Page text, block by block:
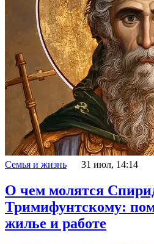
Семья и жизнь 31 июл, 14:14
О чем молятся
Тримифунтскому:
жилье и работе